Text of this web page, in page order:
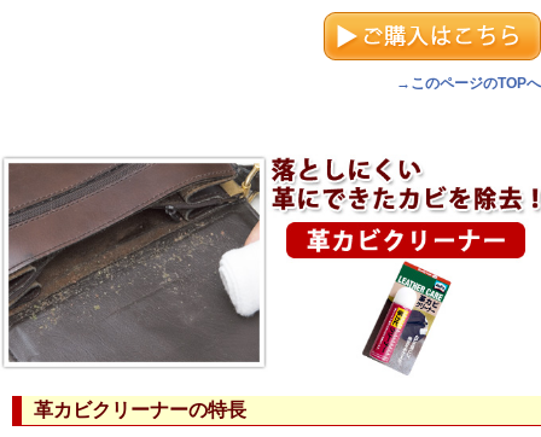
→このページのTOPへ
革カビクリーナーの特長